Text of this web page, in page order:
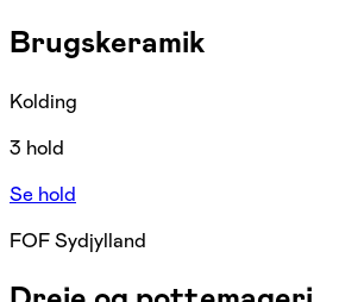
Brugskeramik
Kolding
3 hold
Se hold
FOF Sydjylland